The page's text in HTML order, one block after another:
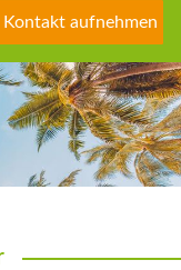
Kontakt aufnehmen